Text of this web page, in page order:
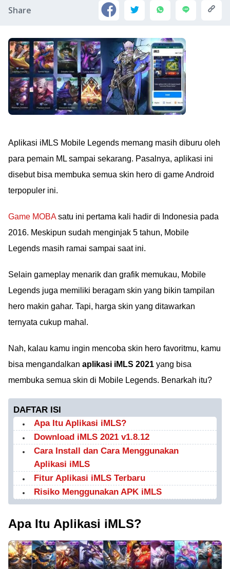
Share
Aplikasi iMLS Mobile Legends memang masih diburu oleh
para pemain ML sampai sekarang. Pasalnya, aplikasi ini
disebut bisa membuka semua skin hero di game Android
terpopuler ini.
Game MOBA satu ini pertama kali hadir di Indonesia pada
2016. Meskipun sudah menginjak 5 tahun, Mobile
Legends masih ramai sampai saat ini.
Selain gameplay menarik dan grafik memukau, Mobile
Legends juga memiliki beragam skin yang bikin tampilan
hero makin gahar. Tapi, harga skin yang ditawarkan
ternyata cukup mahal.
Nah, kalau kamu ingin mencoba skin hero favoritmu, kamu
bisa mengandalkan aplikasi iMLS 2021 yang bisa
membuka semua skin di Mobile Legends. Benarkah itu?
DAFTAR ISI
Apa Itu Aplikasi iMLS?
Download iMLS 2021 v1.8.12
Cara Install dan Cara Menggunakan
Aplikasi iMLS
Fitur Aplikasi iMLS Terbaru
Risiko Menggunakan APK iMLS
Apa Itu Aplikasi iMLS?